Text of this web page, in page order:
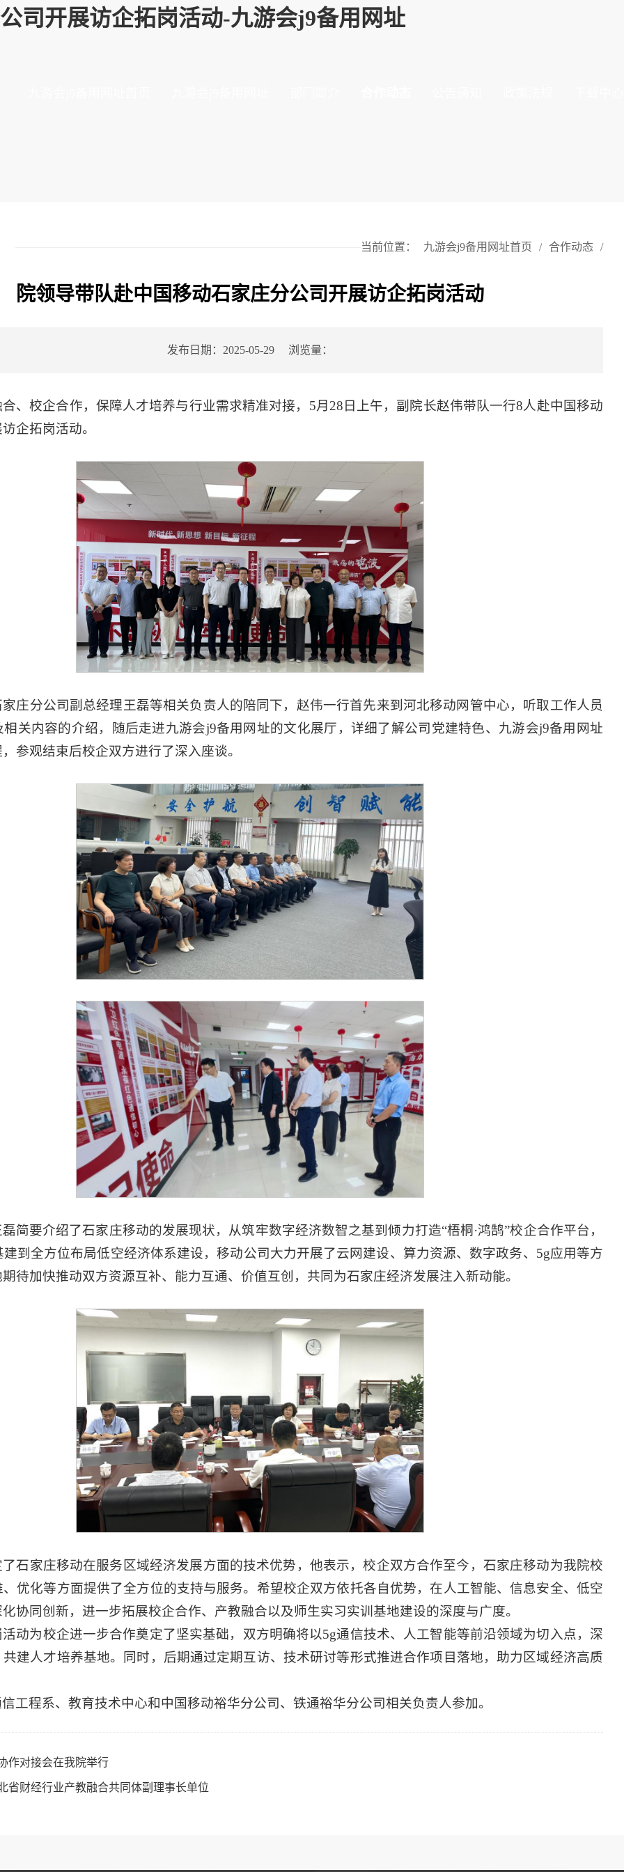
司开展访企拓岗活动-九游会j9备用网址
当前位置： 九游会j9备用网址首页 / 合作动态 /
院领导带队赴中国移动石家庄分公司开展访企拓岗活动
发布日期：2025-05-29 浏览量：
、校企合作，保障人才培养与行业需求精准对接，5月28日上午，副院长赵伟带队一行8人赴中国移动
企拓岗活动。
庄分公司副总经理王磊等相关负责人的陪同下，赵伟一行首先来到河北移动网管中心，听取工作人员
关内容的介绍，随后走进九游会j9备用网址的文化展厅，详细了解公司党建特色、九游会j9备用网址
参观结束后校企双方进行了深入座谈。
简要介绍了石家庄移动的发展现状，从筑牢数字经济数智之基到倾力打造“梧桐·鸿鹄”校企合作平台，
建到全方位布局低空经济体系建设，移动公司大力开展了云网建设、算力资源、数字政务、5g应用等方
待加快推动双方资源互补、能力互通、价值互创，共同为石家庄经济发展注入新动能。
石家庄移动在服务区域经济发展方面的技术优势，他表示，校企双方合作至今，石家庄移动为我院校
、优化等方面提供了全方位的支持与服务。希望校企双方依托各自优势，在人工智能、信息安全、低空
协同创新，进一步拓展校企合作、产教融合以及师生实习实训基地建设的深度与广度。
动为校企进一步合作奠定了坚实基础，双方明确将以5g通信技术、人工智能等前沿领域为切入点，深
建人才培养基地。同时，后期通过定期互访、技术研讨等形式推进合作项目落地，助力区域经济高质
工程系、教育技术中心和中国移动裕华分公司、铁通裕华分公司相关负责人参加。
作对接会在我院举行
省财经行业产教融合共同体副理事长单位